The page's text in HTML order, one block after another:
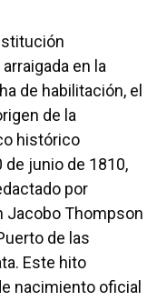
en la
de habilitación, el
de la
histórico
junio de 1810,
por
Jacobo Thompson
de las
Este hito
nacimiento oficial